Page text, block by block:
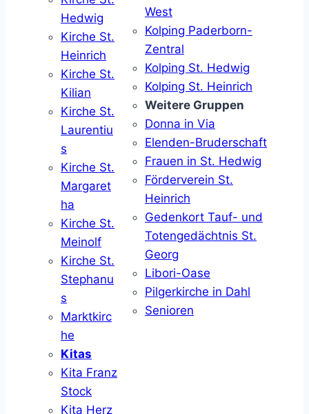
Hedwig
Kirche St.
Heinrich
Kirche St.
Kilian
Kirche St.
Laurentiu
s
Kirche St.
Margaret
ha
Kirche St.
Meinolf
Kirche St.
Stephanu
s
Marktkirc
he
Kitas
Kita Franz
Stock
Kita Herz
West
Kolping Paderborn-
Zentral
Kolping St. Hedwig
Kolping St. Heinrich
Weitere Gruppen
Donna in Via
Elenden-Bruderschaft
Frauen in St. Hedwig
Förderverein St.
Heinrich
Gedenkort Tauf- und
Totengedächtnis St.
Georg
Libori-Oase
Pilgerkirche in Dahl
Senioren